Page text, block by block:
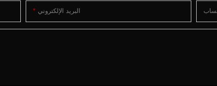
البريد الإلكتروني